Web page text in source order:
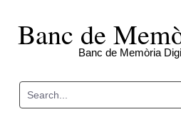
contentBanc de
Banc de Memòria